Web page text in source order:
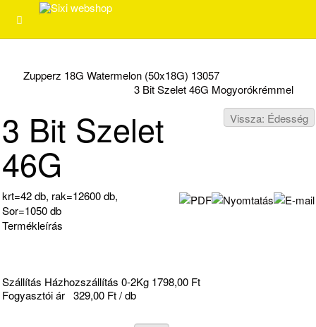
Zupperz 18G Watermelon (50x18G) 13057
3 Bit Szelet 46G Mogyorókrémmel
Vissza: Édesség
3 Bit Szelet
46G
krt=42 db, rak=12600 db,
Sor=1050 db
Termékleírás
Szállítás Házhozszállítás 0-2Kg 1798,00 Ft
Fogyasztói ár 329,00 Ft / db